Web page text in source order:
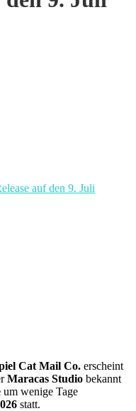
Cat Mail Co. erscheint
Maracas Studio bekannt
um wenige Tage
statt.